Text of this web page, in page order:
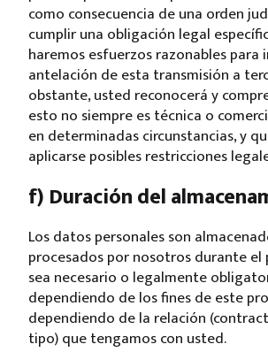
como consecuencia de una orden
cumplir una obligación legal
haremos esfuerzos razonables para
antelación de esta transmisión a
obstante, usted reconocerá y
esto no siempre es técnica o
en determinadas circunstancias, y
aplicarse posibles restricciones
f) Duración del
Los datos personales son
procesados por nosotros durante
sea necesario o legalmente
dependiendo de los fines de este
dependiendo de la relación
tipo) que tengamos con usted.